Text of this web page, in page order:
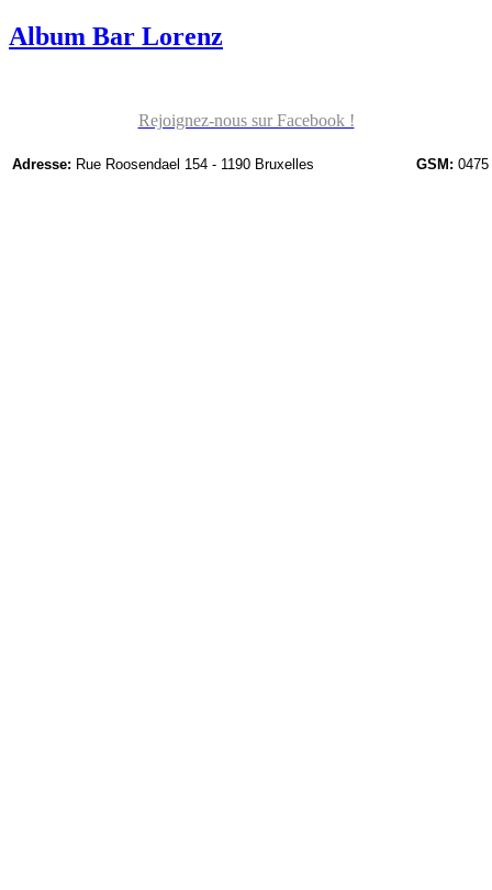
Album Bar Lorenz
Rejoignez-nous sur Facebook !
Adresse: Rue Roosendael 154 - 1190 Bruxelles GSM: